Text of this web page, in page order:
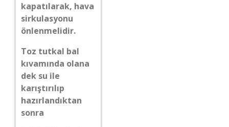
kapatılarak, hava
sirkulasyonu
önlenmelidir.
Toz tutkal bal
kıvamında olana
dek su ile
karıştırılıp
hazırlandıktan
sonra